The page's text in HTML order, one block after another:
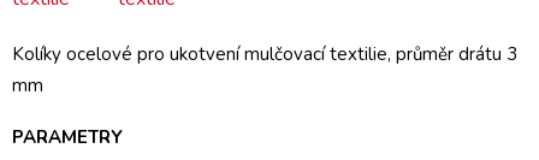
Kolíky ocelové pro ukotvení mulčovací textilie, průměr drátu 3
mm
PARAMETRY